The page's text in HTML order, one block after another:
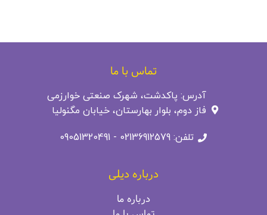
تماس با ما
آدرس: پاکدشت، شهرک صنعتی خوارزمی
فاز دوم، بلوار بهارستان، خیابان مگنولیا
تلفن: 02136912579 - 09051320491
درباره دیلی
درباره ما